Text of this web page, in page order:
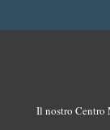
Il nostro Centro